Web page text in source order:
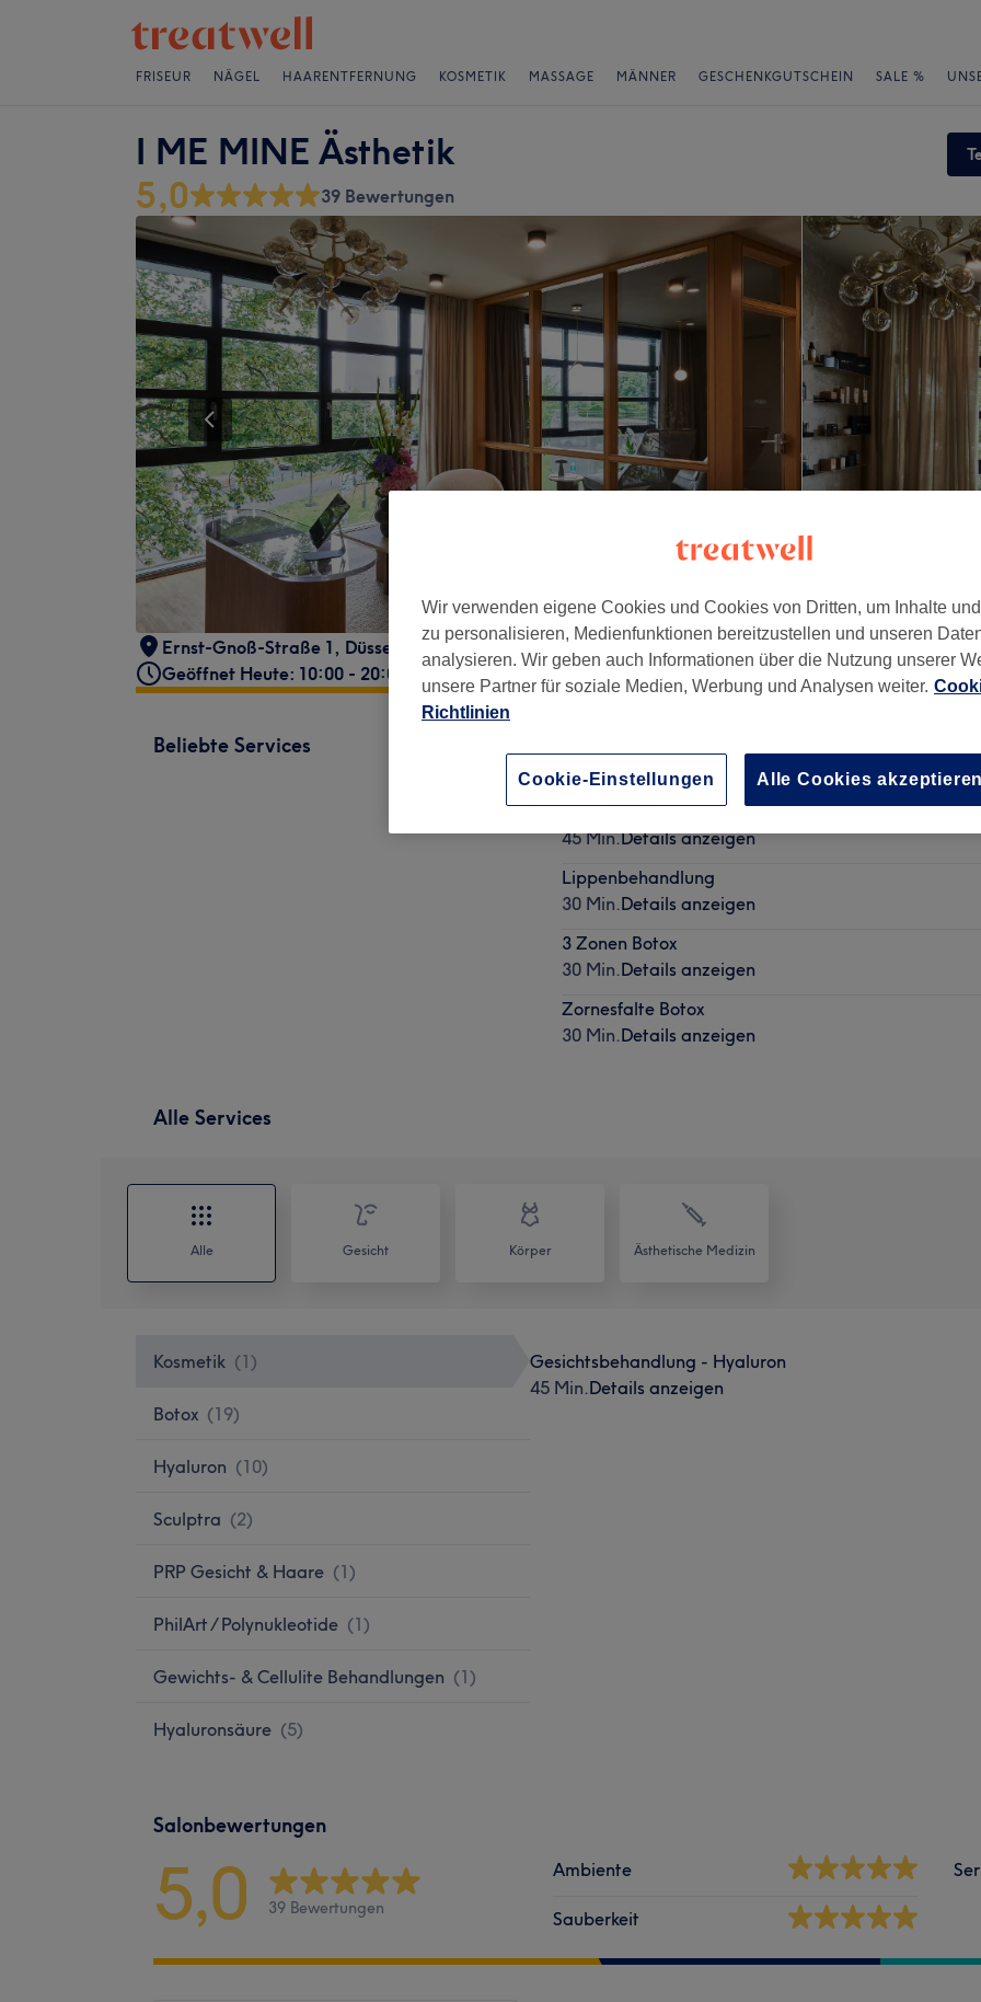
FRISEUR NÄGEL HAARENTFERNUNG KOSMETIK MASSAGE MÄNNER GESCHENKGUTSCHEIN SALE %
I ME MINE Ästhetik
5,0 39 Bewertungen
Ernst-Gnoß-Straße 1 , Düsseldorf, 40219
Geöffnet Heute: 10:00 - 20:00
Beliebte Services
30 Min.Details anzeigen
Sculptra Gesicht
45 Min.Details anzeigen
Lippenbehandlung
30 Min.Details anzeigen
3 Zonen Botox
30 Min.Details anzeigen
Zornesfalte Botox
30 Min.Details anzeigen
Alle Services
Alle Gesicht Körper Ästhetische Medizin
Kosmetik (1 )
Botox (19)
Hyaluron (10)
Sculptra (2)
PRP Gesicht & Haare (1)
PhilArt / Polynukleotide (1)
Gewichts- & Cellulite Behandlungen (1)
Hyaluronsäure (5)
Gesichtsbehandlung - Hyaluron
45 Min.Details anzeigen
Salonbewertungen
5,0 39 Bewertungen
Ambiente
Sauberkeit
Wir verwenden eigene Cookies und Cookies von Dritten, um Inhalte
zu personalisieren, Medienfunktionen bereitzustellen und unseren
analysieren. Wir geben auch Informationen über die Nutzung unserer
unsere Partner für soziale Medien, Werbung und Analysen weiter.
Richtlinien
Cookie-Einstellungen Alle Cookies